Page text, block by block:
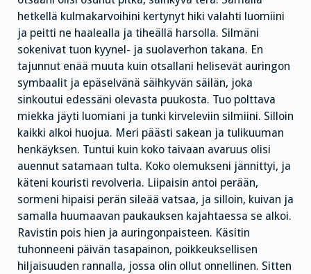
hetkellä kulmakarvoihini kertynyt hiki valahti luomiini
ja peitti ne haalealla ja tiheällä harsolla. Silmäni
sokenivat tuon kyynel- ja suolaverhon takana. En
tajunnut enää muuta kuin otsallani helisevät auringon
symbaalit ja epäselvänä säihkyvän säilän, joka
sinkoutui edessäni olevasta puukosta. Tuo polttava
miekka jäyti luomiani ja tunki kirveleviin silmiini. Silloin
kaikki alkoi huojua. Meri päästi sakean ja tulikuuman
henkäyksen. Tuntui kuin koko taivaan avaruus olisi
auennut satamaan tulta. Koko olemukseni jännittyi, ja
käteni kouristi revolveria. Liipaisin antoi perään,
sormeni hipaisi perän sileää vatsaa, ja silloin, kuivan ja
samalla huumaavan paukauksen kajahtaessa se alkoi.
Ravistin pois hien ja auringonpaisteen. Käsitin
tuhonneeni päivän tasapainon, poikkeuksellisen
hiljaisuuden rannalla, jossa olin ollut onnellinen. Sitten